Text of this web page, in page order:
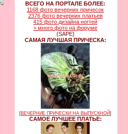
ВСЕГО НА ПОРТАЛЕ БОЛЕЕ:
1168 фото вечерних причесок
2376 фото вечерних платьев
415 фото дизайна ногтей
+ много фото на форуме
{SAPE}
САМАЯ ЛУЧШАЯ ПРИЧЕСКА:
[ВЕЧЕРНИЕ ПРИЧЕСКИ НА ВЫПУСКНОЙ]
САМОЕ ЛУЧШЕЕ ПЛАТЬЕ: